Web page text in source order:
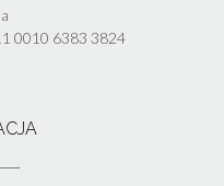
0010 6383 3824